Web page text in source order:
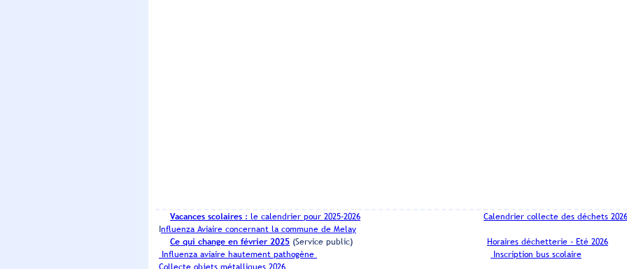
Vacances scolaires : le calendrier pour 2025-2026
Calendrier collecte des déchets 2026
Influenza Aviaire concernant la commune de Melay
Ce qui change en février 2025 (Service public) Horaires déchetterie - Eté 2026
Influenza aviaire hautement pathogène
Inscription bus scolaire